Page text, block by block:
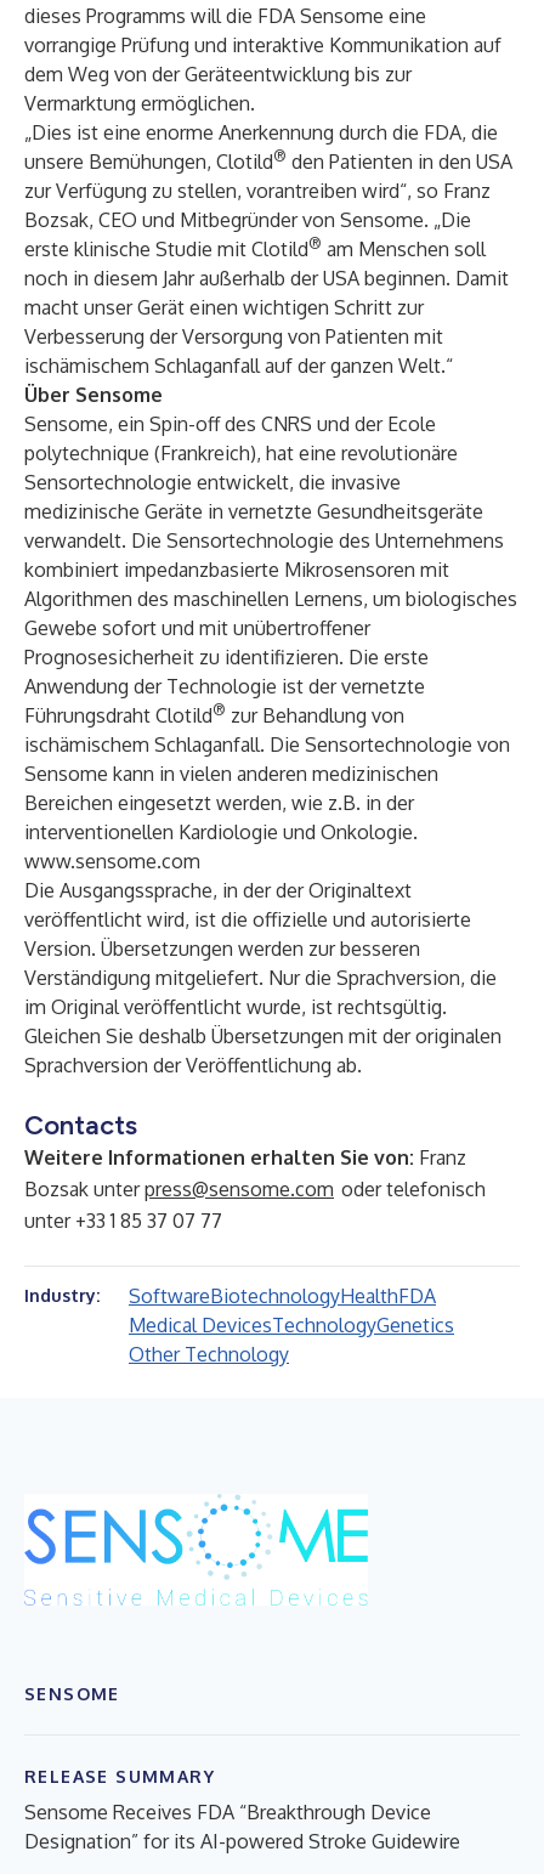
dieses Programms will die FDA Sensome eine
vorrangige Prüfung und interaktive Kommunikation auf
dem Weg von der Geräteentwicklung bis zur
Vermarktung ermöglichen.
„Dies ist eine enorme Anerkennung durch die FDA, die
unsere Bemühungen, Clotild® den Patienten in den USA
zur Verfügung zu stellen, vorantreiben wird“, so Franz
Bozsak, CEO und Mitbegründer von Sensome. „Die
erste klinische Studie mit Clotild® am Menschen soll
noch in diesem Jahr außerhalb der USA beginnen. Damit
macht unser Gerät einen wichtigen Schritt zur
Verbesserung der Versorgung von Patienten mit
ischämischem Schlaganfall auf der ganzen Welt.“
Über Sensome
Sensome, ein Spin-off des CNRS und der Ecole
polytechnique (Frankreich), hat eine revolutionäre
Sensortechnologie entwickelt, die invasive
medizinische Geräte in vernetzte Gesundheitsgeräte
verwandelt. Die Sensortechnologie des Unternehmens
kombiniert impedanzbasierte Mikrosensoren mit
Algorithmen des maschinellen Lernens, um biologisches
Gewebe sofort und mit unübertroffener
Prognosesicherheit zu identifizieren. Die erste
Anwendung der Technologie ist der vernetzte
Führungsdraht Clotild® zur Behandlung von
ischämischem Schlaganfall. Die Sensortechnologie von
Sensome kann in vielen anderen medizinischen
Bereichen eingesetzt werden, wie z.B. in der
interventionellen Kardiologie und Onkologie.
www.sensome.com
Die Ausgangssprache, in der der Originaltext
veröffentlicht wird, ist die offizielle und autorisierte
Version. Übersetzungen werden zur besseren
Verständigung mitgeliefert. Nur die Sprachversion, die
im Original veröffentlicht wurde, ist rechtsgültig.
Gleichen Sie deshalb Übersetzungen mit der originalen
Sprachversion der Veröffentlichung ab.
Contacts
Weitere Informationen erhalten Sie von: Franz
Bozsak unterpress@sensome.com oder telefonisch
unter +33 1 85 37 07 77
Industry: SoftwareBiotechnologyHealthFDA
Medical DevicesTechnologyGenetics
Other Technology
SENSOME
RELEASE SUMMARY
Sensome Receives FDA “Breakthrough Device
Designation” for its AI-powered Stroke Guidewire